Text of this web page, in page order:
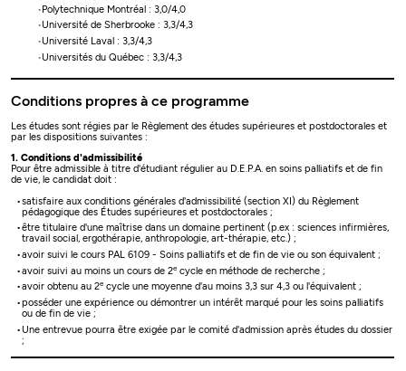
Polytechnique Montréal : 3,0/4,0
Université de Sherbrooke : 3,3/4,3
Université Laval : 3,3/4,3
Universités du Québec : 3,3/4,3
Conditions propres à ce programme
Les études sont régies par le Règlement des études supérieures et postdoctorales et
par les dispositions suivantes :
1. Conditions d'admissibilité
Pour être admissible à titre d'étudiant régulier au D.E.P.A. en soins palliatifs et de fin
de vie, le candidat doit :
satisfaire aux conditions générales d'admissibilité (section XI) du Règlement
pédagogique des Études supérieures et postdoctorales ;
être titulaire d'une maîtrise dans un domaine pertinent (p.ex : sciences infirmières,
travail social, ergothérapie, anthropologie, art-thérapie, etc.) ;
avoir suivi le cours PAL 6109 - Soins palliatifs et de fin de vie ou son équivalent ;
avoir suivi au moins un cours de 2ecycle en méthode de recherche ;
avoir obtenu au 2ecycle une moyenne d'au moins 3,3 sur 4,3 ou l'équivalent ;
posséder une expérience ou démontrer un intérêt marqué pour les soins palliatifs
ou de fin de vie ;
Une entrevue pourra être exigée par le comité d'admission après études du dossier
;